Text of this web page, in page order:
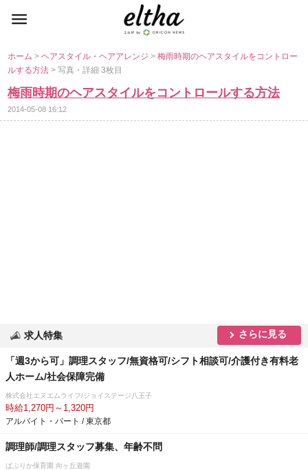
ホーム>ヘアスタイル・ヘアアレンジ>梅雨時期のヘアスタイルをコントロー
ルする方法> 写真・詳細 3枚目
梅雨時期のヘアスタイルをコントロールする方法
2014-05-08 16:12
求人特集 さらに見る
「週3から可」調理スタッフ/無資格可/シフト相談可/介護付き有料老
人ホーム/社会保障完備
株式会社エヌエムライフ/ジョイステージ八王子
時給1,270円～1,320円
アルバイト・パート / 東京都
調理師/調理スタッフ募集、年齢不問
ぱぷりか保育園 向ヶ丘遊園